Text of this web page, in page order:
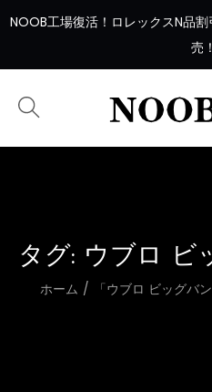
NOOB工場復活 ！ ロレックスN品
売！
タグ: ウブロ ビ
ホーム / 「ウブロ ビッグバ